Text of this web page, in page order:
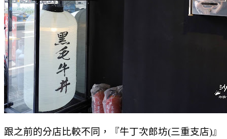
跟之前的分店比較不同，『牛丁次郎坊(三重支店)』